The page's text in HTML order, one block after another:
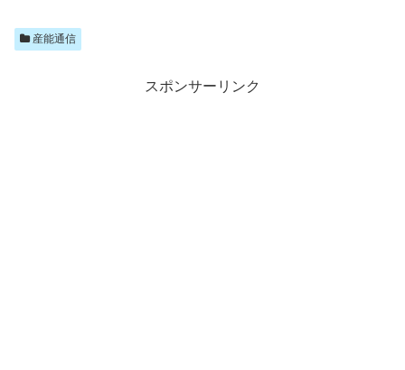
産能通信
スポンサーリンク